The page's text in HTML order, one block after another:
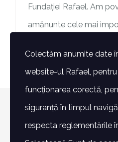
Fundației Rafael. Am
amănunte cele mai
> Mai mult
© Copyright 2007 -2026 |
Fundatia Rafael |
Colectăm anumite date
website-ul Rafael,
funcționarea corectă,
siguranță în timpul
respecta reglementările